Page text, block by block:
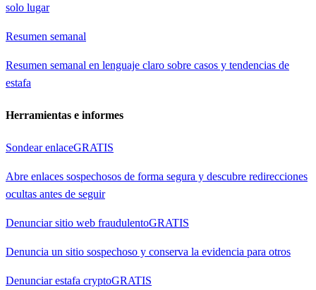
solo lugar
Resumen semanal
Resumen semanal en lenguaje claro sobre casos y tendencias de
estafa
Herramientas e informes
Sondear enlaceGRATIS
Abre enlaces sospechosos de forma segura y descubre redirecciones
ocultas antes de seguir
Denunciar sitio web fraudulentoGRATIS
Denuncia un sitio sospechoso y conserva la evidencia para otros
Denunciar estafa cryptoGRATIS